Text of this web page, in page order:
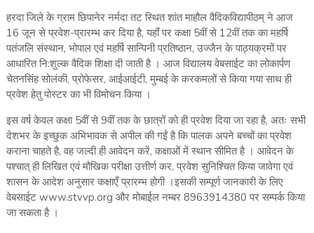
हरदा जिले के ग्राम छिपानेर नर्मदा तट स्थित शांत माहौल वैदिकविद्यापीठम् ने आज
16 जून से प्रवेश-प्रारम्भ कर दिया है, यहाँ पर कक्षा 5वीं से 12वीं तक का महर्षि
पतंजलि संस्थान, भोपाल एवं महर्षि सान्पिनी प्रतिष्ठान, उज्जैन के पाठ्यक्रमों पर
आधारित नि:शुल्क वैदिक शिक्षा दी जाती है । आज विद्यालय वेबसाईट का लोकार्पण
चेतनसिंह सोलंकी, प्रोफेसर, आईआईटी, मुम्बई के करकमलों से किया गया साथ ही
प्रवेश हेतु पोस्टर का भी विमोचन किया ।
इस वर्ष केवल कक्षा 5वीं से 9वीं तक के छात्रों को ही प्रवेश दिया जा रहा है, अतः सभी
देशभर के इच्छुक अभिभावक से अपील की गईं है कि पालक अपने बच्चों का प्रवेश
कराना चाहते है, वह जल्दी ही आवेदन करें, कक्षाओं में स्थान सीमित है । आवेदन के
पश्चात् ही लिखित एवं मौखिक परीक्षा उत्तीर्ण कर, प्रवेश सुनिश्चित किया जावेगा एवं
शासन के आदेश अनुसार कक्षाएँ प्रारम्भ होगी ।इसकी सम्पूर्ण जानकारी के लिए
वेबसाईट www.stvvp.org और मोबाईल नम्बर 8963914380 पर सम्पर्क किया
जा सकता है ।